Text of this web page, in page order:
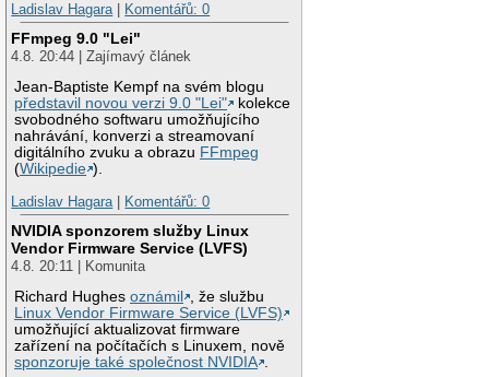
Ladislav Hagara| Komentářů: 0
FFmpeg 9.0 "Lei"
4.8. 20:44 | Zajímavý článek
Jean-Baptiste Kempf na svém blogu
představil novou verzi 9.0 "Lei"
kolekce
svobodného softwaru umožňujícího
nahrávání, konverzi a streamovaní
digitálního zvuku a obrazu FFmpeg
(Wikipedie ).
Ladislav Hagara| Komentářů: 0
NVIDIA sponzorem služby Linux
Vendor Firmware Service (LVFS)
4.8. 20:11 | Komunita
Richard Hughesoznámil
, že službu
Linux Vendor Firmware Service (LVFS)
umožňující aktualizovat firmware
zařízení na počítačích s Linuxem, nově
sponzoruje také společnost NVIDIA .